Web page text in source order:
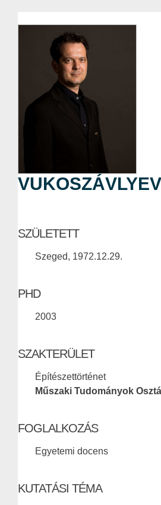
SZÜLETETT
Szeged, 1972.12.29.
PHD
2003
SZAKTERÜLET
Építészettörténet
Műszaki Tudományok
FOGLALKOZÁS
Egyetemi docens
KUTATÁSI TÉMA